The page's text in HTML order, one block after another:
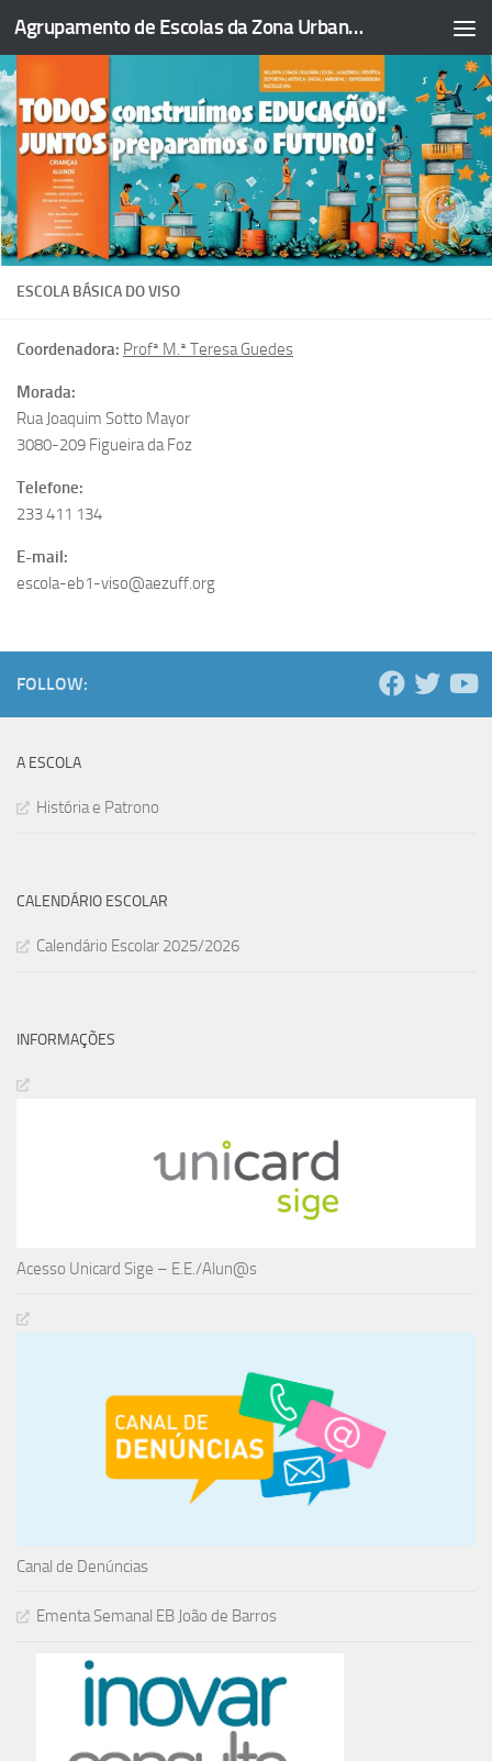
Skip to content Agrupamento de Escolas da Zona Urbana da Figueira da Foz
ESCOLA BÁSICA DO VISO
Coordenadora: Profª M.ª Teresa Guedes
Morada:
Rua Joaquim Sotto Mayor
3080-209 Figueira da Foz
Telefone:
233 411 134
E-mail:
escola-eb1-viso@aezuff.org
FOLLOW:
A ESCOLA
História e Patrono
CALENDÁRIO ESCOLAR
Calendário Escolar 2025/2026
INFORMAÇÕES
Acesso Unicard Sige – E.E./Alun@s
Canal de Denúncias
Ementa Semanal EB João de Barros